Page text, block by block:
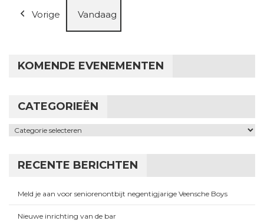
Vorige Vandaag
KOMENDE EVENEMENTEN
CATEGORIEËN
Categorieën
RECENTE BERICHTEN
Meld je aan voor seniorenontbijt negentigjarige Veensche Boys
Nieuwe inrichting van de bar